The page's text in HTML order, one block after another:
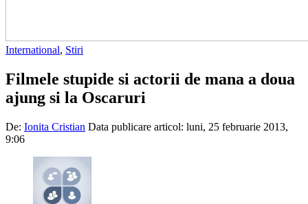
International, Stiri
Filmele stupide si actorii de mana a doua
ajung si la Oscaruri
De: Ionita Cristian Data publicare articol: luni, 25 februarie 2013,
9:06